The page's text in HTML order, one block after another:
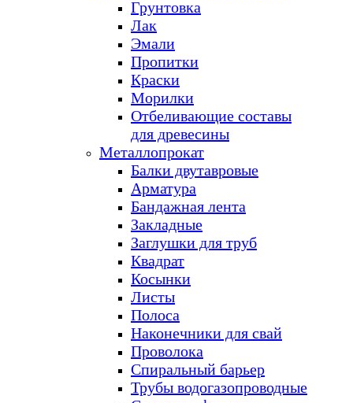
Грунтовка
Лак
Эмали
Пропитки
Краски
Морилки
Отбеливающие составы
для древесины
Металлопрокат
Балки двутавровые
Арматура
Бандажная лента
Закладные
Заглушки для труб
Квадрат
Косынки
Листы
Полоса
Наконечники для свай
Проволока
Спиральный барьер
Трубы водогазопроводные